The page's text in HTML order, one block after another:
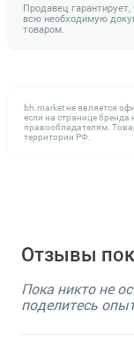
Продавец
всю необходимую
товаром.
bh.market не является
если на странице
правообладателям.
территории РФ.
Отзывы
Пока никто не
поделитесь